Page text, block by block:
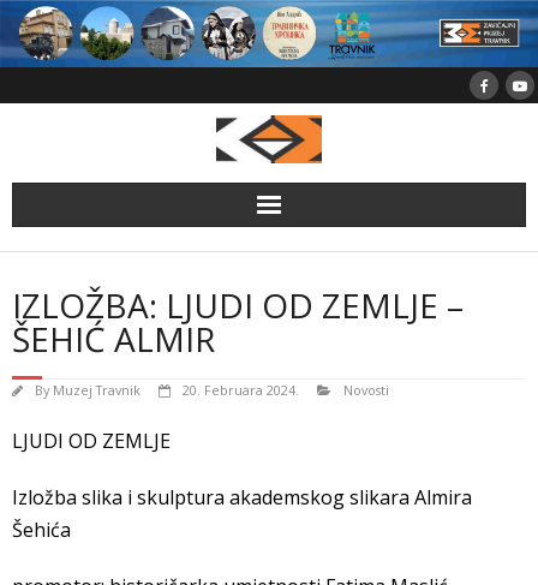
Skip
content
IZLOŽBA: LJUDI OD ZEMLJE –
ŠEHIĆ ALMIR
By Muzej Travnik 20. Februara 2024. Novosti
LJUDI OD ZEMLJE
Izložba slika i skulptura akademskog slikara Almira
Šehića